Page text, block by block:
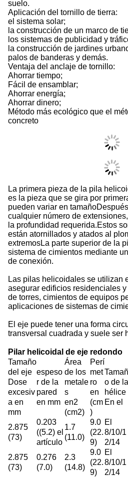
suelo.
Aplicación del tornillo de tierra:
el sistema solar;
la construcción de un marco de
los sistemas de publicidad y
la construcción de jardines
palos de banderas y demás.
Ventaja del anclaje de tornillo:
Ahorrar tiempo;
Fácil de ensamblar;
Ahorrar energía;
Ahorrar dinero;
Método más ecológico que el
concreto
La primera pieza de la pila
es la pieza que se gira por
pueden variar en
cualquier número de
la profundidad requerida.Estos
están atornillados y atados al
extremosLa parte superior de la
sistema de cimientos mediante
de conexión.
Las pilas helicoidales se utilizan
asegurar edificios residenciales
de torres, cimientos de equipos
aplicaciones de sistemas de
El eje puede tener una forma
transversal cuadrada y suele ser
Pilar helicoidal de eje redondo
Tamaño
del eje
Dose
excesiv
a en
mm
espeso
r de la
pared
en mm
Área
de los
metale
s
en2
(cm2)
Perí
met
ro
en
(cm
)
Tamañ
o de la
hélice
En el
2.875
(73)
0.203
((5.2) el
artículo
1.7
(11.0)
9.0
(22.
9)
El
8/10/1
2/14
2.875
(73)
0.276
(7.0)
2.3
(14.8)
9.0
(22.
9)
El
8/10/1
2/14